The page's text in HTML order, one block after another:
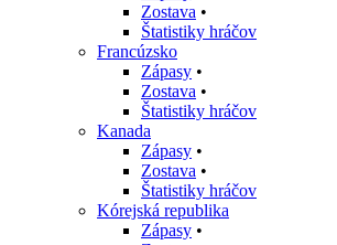
Zostava •
Štatistiky hráčov
Francúzsko
Zápasy •
Zostava •
Štatistiky hráčov
Kanada
Zápasy •
Zostava •
Štatistiky hráčov
Kórejská republika
Zápasy •